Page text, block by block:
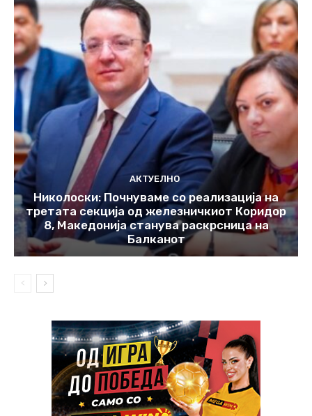
АКТУЕЛНО
Николоски: Почнуваме со реализација на
третата секција од железничкиот Коридор
8, Македонија станува раскрсница на
Балканот